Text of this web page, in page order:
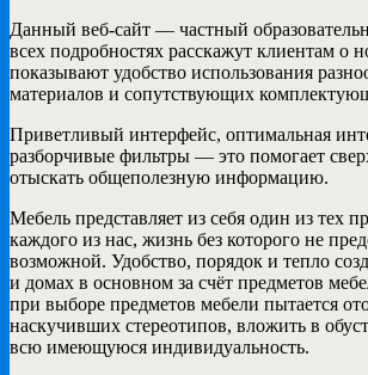
Данный веб-сайт — частный
всех подробностях расскажут клиентам о
показывают удобство использования
материалов и сопутствующих
Приветливый интерфейс, оптимальная
разборчивые фильтры — это помогает
отыскать общеполезную информацию.
Мебель представляет из себя один из тех
каждого из нас, жизнь без которого не
возможной. Удобство, порядок и тепло
и домах в основном за счёт предметов
при выборе предметов мебели пытается
наскучивших стереотипов, вложить в
всю имеющуюся индивидуальность.